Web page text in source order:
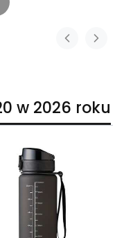
w 2026 roku